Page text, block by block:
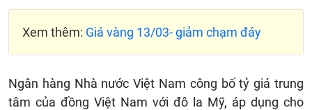
Xem thêm: Giá vàng 13/03- giảm chạm đáy
Ngân hàng Nhà nước Việt Nam công bố tỷ giá trung
tâm của đồng Việt Nam với đô la Mỹ, áp dụng cho